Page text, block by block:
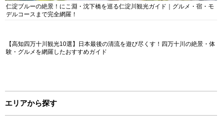
仁淀ブルーの絶景！にこ淵・沈下橋を巡る仁淀川観光ガイド｜グルメ・宿・モ
デルコースまで完全網羅！
【高知四万十川観光10選】日本最後の清流を遊び尽くす！四万十川の絶景・体
験・グルメを網羅したおすすめガイド
エリアから探す